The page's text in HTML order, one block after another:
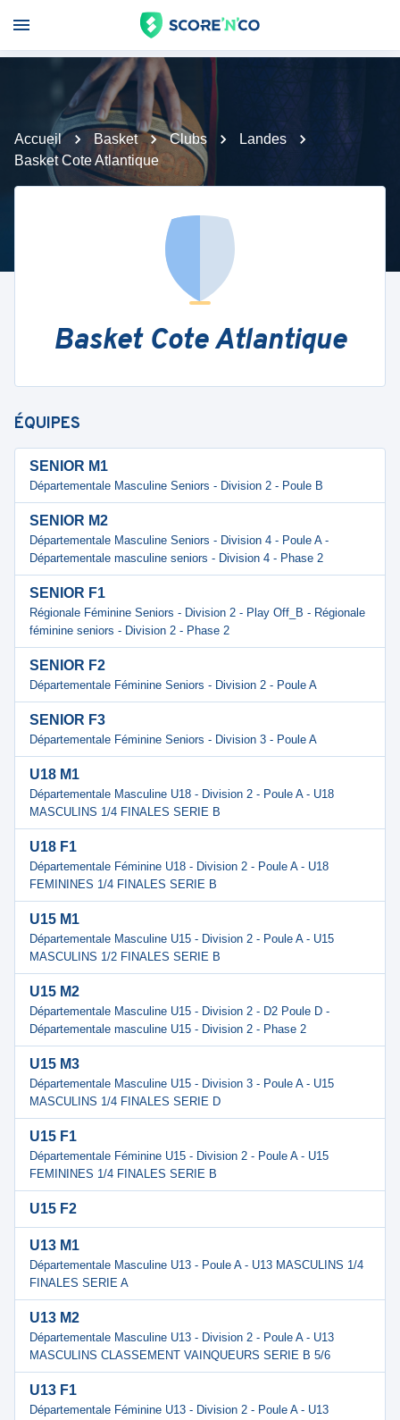
Accueil Basket Clubs
Landes
Basket Cote Atlantique
Basket Cote Atlantique
ÉQUIPES
SENIOR M1
Départementale Masculine Seniors - Division 2 - Poule B
SENIOR M2
Départementale Masculine Seniors - Division 4 - Poule A -
Départementale masculine seniors - Division 4 - Phase 2
SENIOR F1
Régionale Féminine Seniors - Division 2 - Play Off_B - Régionale
féminine seniors - Division 2 - Phase 2
SENIOR F2
Départementale Féminine Seniors - Division 2 - Poule A
SENIOR F3
Départementale Féminine Seniors - Division 3 - Poule A
U18 M1
Départementale Masculine U18 - Division 2 - Poule A - U18
MASCULINS 1/4 FINALES SERIE B
U18 F1
Départementale Féminine U18 - Division 2 - Poule A - U18
FEMININES 1/4 FINALES SERIE B
U15 M1
Départementale Masculine U15 - Division 2 - Poule A - U15
MASCULINS 1/2 FINALES SERIE B
U15 M2
Départementale Masculine U15 - Division 2 - D2 Poule D -
Départementale masculine U15 - Division 2 - Phase 2
U15 M3
Départementale Masculine U15 - Division 3 - Poule A - U15
MASCULINS 1/4 FINALES SERIE D
U15 F1
Départementale Féminine U15 - Division 2 - Poule A - U15
FEMININES 1/4 FINALES SERIE B
U15 F2
U13 M1
Départementale Masculine U13 - Poule A - U13 MASCULINS 1/4
FINALES SERIE A
U13 M2
Départementale Masculine U13 - Division 2 - Poule A - U13
MASCULINS CLASSEMENT VAINQUEURS SERIE B 5/6
U13 F1
Départementale Féminine U13 - Division 2 - Poule A - U13